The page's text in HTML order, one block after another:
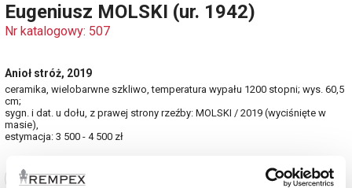
Eugeniusz MOLSKI (ur. 1942)
Nr katalogowy: 507
Anioł stróż, 2019
ceramika, wielobarwne szkliwo, temperatura wypału 1200 stopni; wys. 60,5
cm;
sygn. i dat. u dołu, z prawej strony rzeźby: MOLSKI / 2019 (wyciśnięte w
masie),
estymacja: 3 500 - 4 500 zł
Zobacz pełne informacje